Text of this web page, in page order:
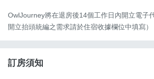
OwlJourney將在退房後14個工作日內開立電子
開立抬頭統編之需求請於住宿收據欄位中填寫）
訂房須知